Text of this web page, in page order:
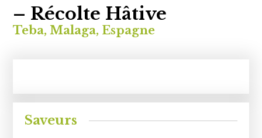
MON COMPTE
EN
– Récolte Hâtive
Teba, Malaga, Espagne
Saveurs